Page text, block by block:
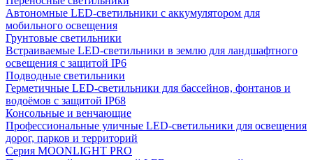
Автономные LED-светильники с аккумулятором для
мобильного освещения
Грунтовые светильники
Встраиваемые LED-светильники в землю для ландшафтного
освещения с защитой IP6
Подводные светильники
Герметичные LED-светильники для бассейнов, фонтанов и
водоёмов с защитой IP68
Консольные и венчающие
Профессиональные уличные LED-светильники для освещения
дорог, парков и территорий
Серия MOONLIGHT PRO